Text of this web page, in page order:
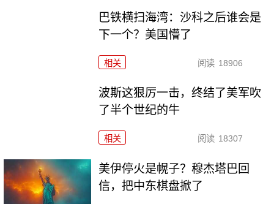
巴铁横扫海湾：沙科之后谁会是
下一个？美国懵了
相关 阅读 18906
波斯这狠厉一击，终结了美军吹
了半个世纪的牛
相关 阅读 18307
美伊停火是幌子？穆杰塔巴回
信，把中东棋盘掀了